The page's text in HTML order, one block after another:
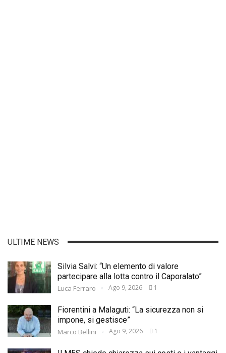
ULTIME NEWS
Silvia Salvi: “Un elemento di valore
partecipare alla lotta contro il Caporalato”
Luca Ferraro Ago 9, 2026 1
Fiorentini a Malaguti: “La sicurezza non si
impone, si gestisce”
Marco Bellini Ago 9, 2026 1